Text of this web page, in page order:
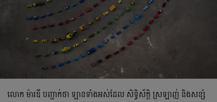
លោក ម៉ារឌី បញ្ជាក់ថា ឡានទាំងអស់ដែល សិទ្ធិស័ក្តិ ស្រឡាញ់ និងសន្សំ